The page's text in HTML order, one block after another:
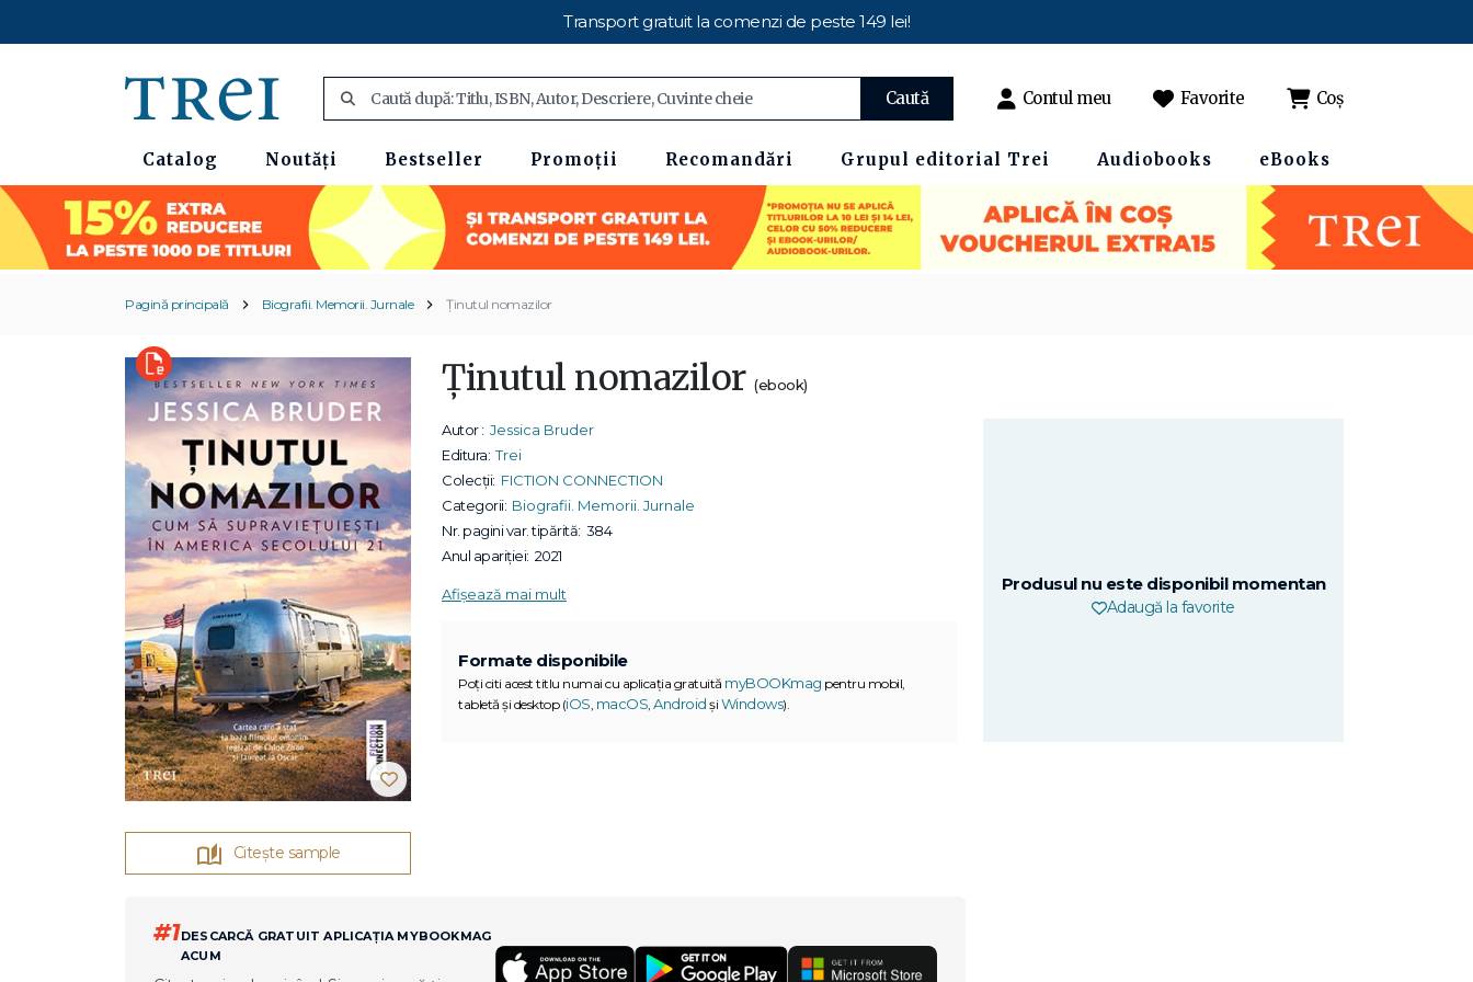
Transport gratuit la comenzi de peste 149 lei!
Caută Contul meu Favorite Coș
Catalog Noutăți Bestseller Promoții Recomandări Grupul editorial Trei Audiobooks eBooks
Pagină principală Biografii. Memorii. Jurnale Ținutul nomazilor
Citește sample
Ținutul nomazilor (ebook)
Autor : Jessica Bruder
Editura: Trei
Colecții: FICTION CONNECTION
Categorii: Biografii. Memorii. Jurnale
Nr. pagini var. tipărită: 384
Anul apariției: 2021
Afișează mai mult
Formate disponibile
Poți citi acest titlu numai cu aplicația gratuită myBOOKmag pentru mobil,
tabletă și desktop (iOS, macOS, Android și Windows).
Produsul nu este disponibil momentan
Adaugă la favorite
#1DESCARCĂ GRATUIT APLICAȚIA MYBOOKMAG
ACUM